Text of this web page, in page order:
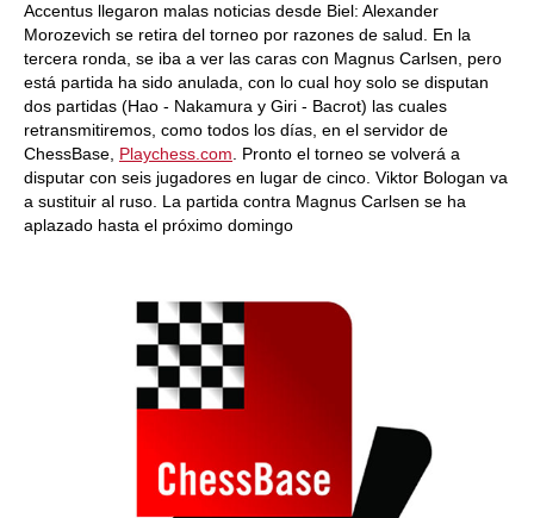
Accentus llegaron malas noticias desde Biel: Alexander
Morozevich se retira del torneo por razones de salud. En la
tercera ronda, se iba a ver las caras con Magnus Carlsen, pero
está partida ha sido anulada, con lo cual hoy solo se disputan
dos partidas (Hao - Nakamura y Giri - Bacrot) las cuales
retransmitiremos, como todos los días, en el servidor de
ChessBase, Playchess.com . Pronto el torneo se volverá a
disputar con seis jugadores en lugar de cinco. Viktor Bologan va
a sustituir al ruso. La partida contra Magnus Carlsen se ha
aplazado hasta el próximo domingo